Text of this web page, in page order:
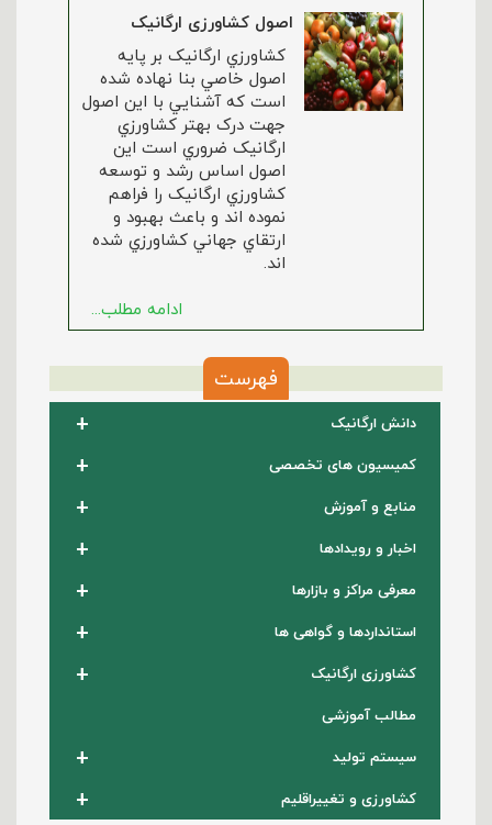
اصول کشاورزی ارگانیک
کشاورزي ارگانيک بر پايه
اصول خاصي بنا نهاده شده
است که آشنايي با اين اصول
جهت درک بهتر کشاورزي
ارگانيک ضروري است اين
اصول اساس رشد و توسعه
کشاورزي ارگانيک را فراهم
نموده اند و باعث بهبود و
ارتقاي جهاني کشاورزي شده
اند.
ادامه مطلب...
فهرست
دانش ارگانیک +
کمیسیون های تخصصی +
منابع و آموزش +
اخبار و رویدادها +
معرفی مراکز و بازارها +
استانداردها و گواهی ها +
کشاورزی ارگانیک +
مطالب آموزشی
سیستم تولید
+
کشاورزی و تغییراقلیم +